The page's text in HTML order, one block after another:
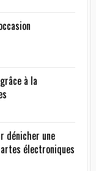
à la
dénicher une
électroniques